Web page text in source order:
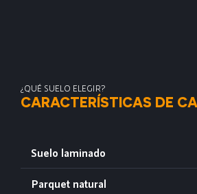
¿QUÉ SUELO ELEGIR?
CARACTERÍSTICAS DE
Suelo laminado
Parquet natural